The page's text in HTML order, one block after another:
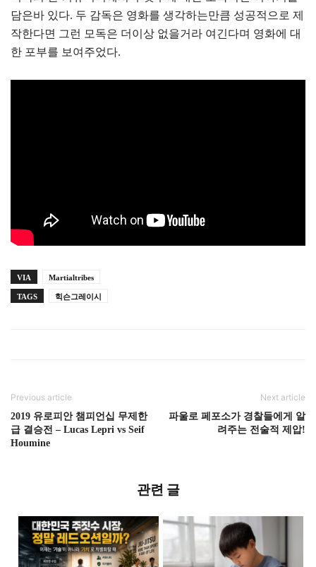
담은바 있다. 두 감독은 영화를 생각하는만큼 성공적으로 제
작한다면 그런 모독은 더이상 없을거라 여긴다며 영화에 대
한 포부를 보여주었다.
VIA Martialtribes
TAGS 힉슨그레이시
Previous article
2019 유로피안 챔피언십 무제한
급 결승전 – Lucas Lepri vs Seif
Houmine
Next article
파울로 페포소가 경찰들에게 알
려주는 전술적 제압!
관련 글